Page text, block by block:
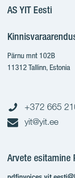
AS YIT Eesti
Pärnu mnt 102B
11312 Tallinn, Estonia
+372 665
yit@yit.ee
Arvete esitamine